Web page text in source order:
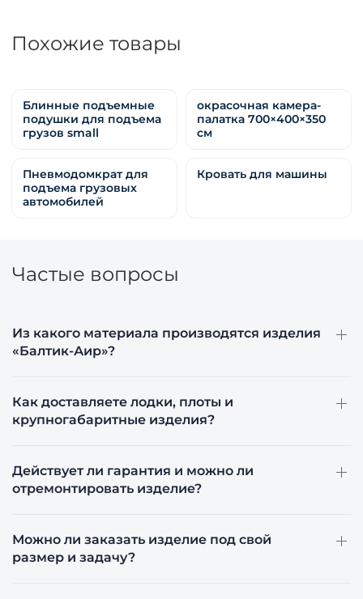
Похожие товары
Блинные подъемные
подушки для подъема
грузов small
окрасочная камера-
палатка 700×400×350
см
Пневмодомкрат для
подъема грузовых
автомобилей
Кровать для машины
Частые вопросы
Из какого материала производятся изделия
«Балтик-Аир»?
Как доставляете лодки, плоты и
крупногабаритные изделия?
Действует ли гарантия и можно ли
отремонтировать изделие?
Можно ли заказать изделие под свой
размер и задачу?